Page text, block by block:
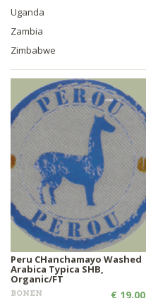
Uganda
Zambia
Zimbabwe
Peru CHanchamayo Washed
Arabica Typica SHB,
Organic/FT
BONEN € 19,00